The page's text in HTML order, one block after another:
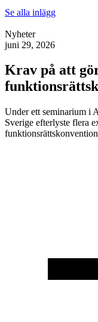
Se alla inlägg
Nyheter
juni 29, 2026
Krav på att
Under ett seminarium i
Sverige efterlyste flera